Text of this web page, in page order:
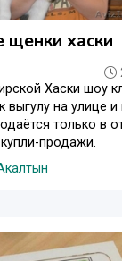
щенки хаски
Хаски шоу
выгулу на улице
только в
продажи.